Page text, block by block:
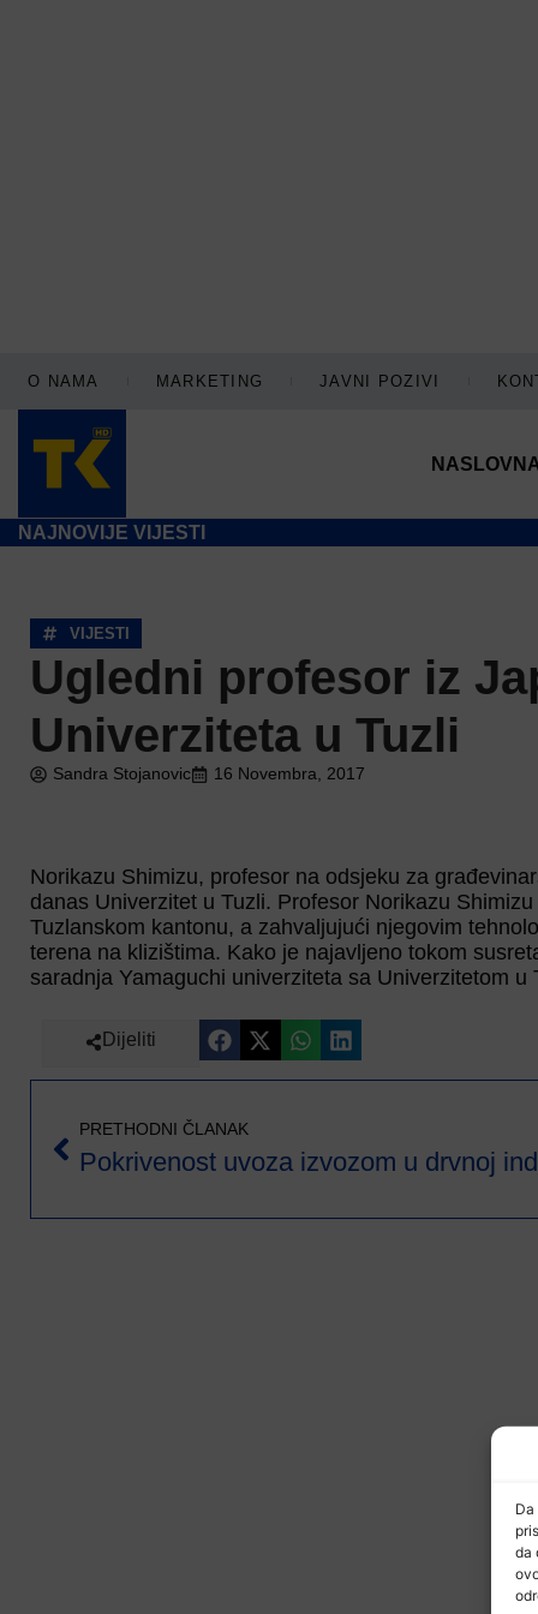
da
O NAMA MARKETING JAVNI POZIVI
NAJNOVIJE VIJESTI
VIJESTI
Ugledni profesor iz
Univerziteta u Tuzli
Sandra Stojanovic 16 Novembra, 2017
Norikazu Shimizu, profesor na odsjeku za
danas Univerzitet u Tuzli. Profesor Norikazu
Tuzlanskom kantonu, a zahvaljujući njegovim
terena na klizištima. Kako je najavljeno tokom
saradnja Yamaguchi univerziteta sa Univerzitetom u
Dijeliti
PRETHODNI ČLANAK